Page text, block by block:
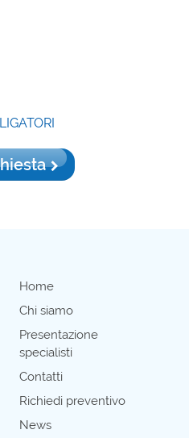
Home
Chi siamo
Presentazione
specialisti
Contatti
Richiedi preventivo
News